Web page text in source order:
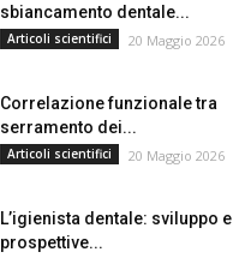
sbiancamento dentale...
Articoli scientifici 20 Maggio 2026
Correlazione funzionale tra
serramento dei...
Articoli scientifici 20 Maggio 2026
L’igienista dentale: sviluppo e
prospettive...